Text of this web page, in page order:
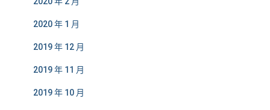
2020 年 1 月
2019 年 12 月
2019 年 11 月
2019 年 10 月